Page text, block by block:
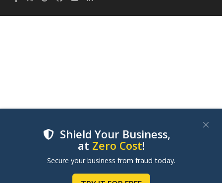
Shield Your Business,
at Zero Cost!
Secure your business from fraud today.
We use cookies to improve your experience on our
websites. By clicking "Accept Cookies", you consent to
our use of cookies. Learn more in ourCookie Policy